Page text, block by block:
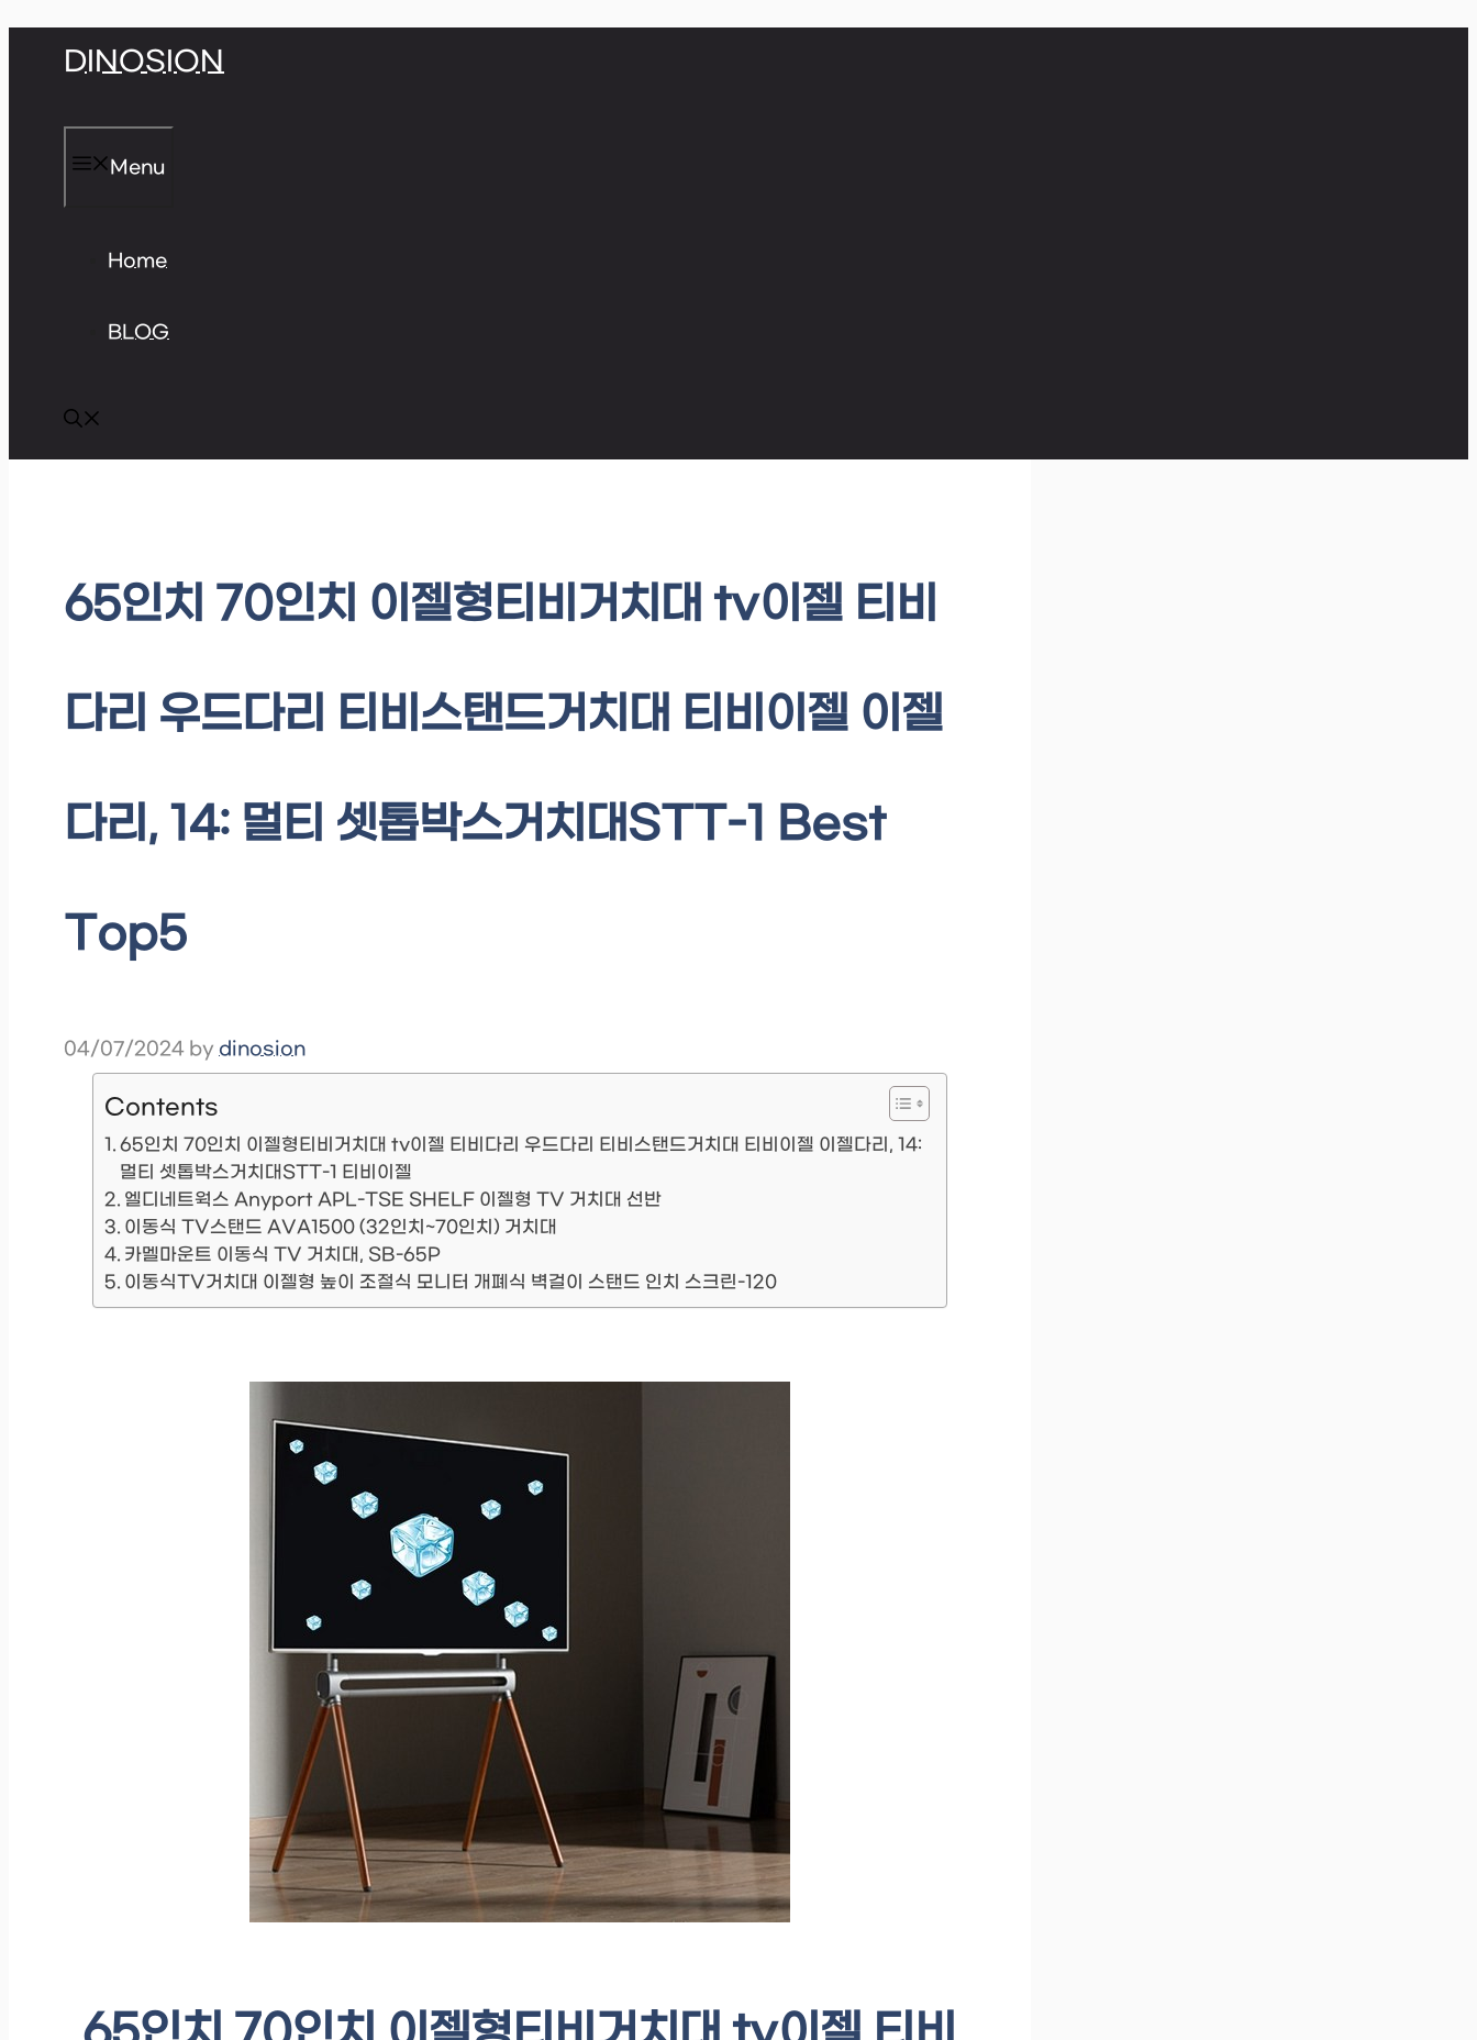
DINOSION
Menu
Home
BLOG
65인치 70인치 이젤형티비거치대 tv이젤 티비
다리 우드다리 티비스탠드거치대 티비이젤 이젤
다리, 14: 멀티 셋톱박스거치대STT-1 Best
Top5
04/07/2024 by dinosion
Contents
65인치 70인치 이젤형티비거치대 tv이젤 티비다리 우드다리 티비스탠드거치대 티비이젤 이젤다리, 14:
멀티 셋톱박스거치대STT-1 티비이젤
엘디네트웍스 Anyport APL-TSE SHELF 이젤형 TV 거치대 선반
이동식 TV스탠드 AVA1500 (32인치~70인치) 거치대
카멜마운트 이동식 TV 거치대, SB-65P
이동식TV거치대 이젤형 높이 조절식 모니터 개폐식 벽걸이 스탠드 인치 스크린-120